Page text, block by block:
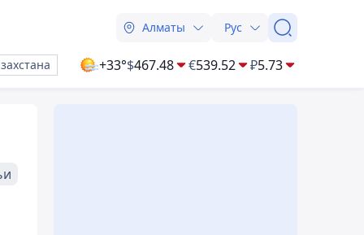
Алматы Рус
+33°$467.48 €539.52 ₽5.73